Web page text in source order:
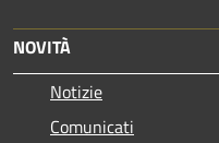
NOVITÀ
Notizie
Comunicati